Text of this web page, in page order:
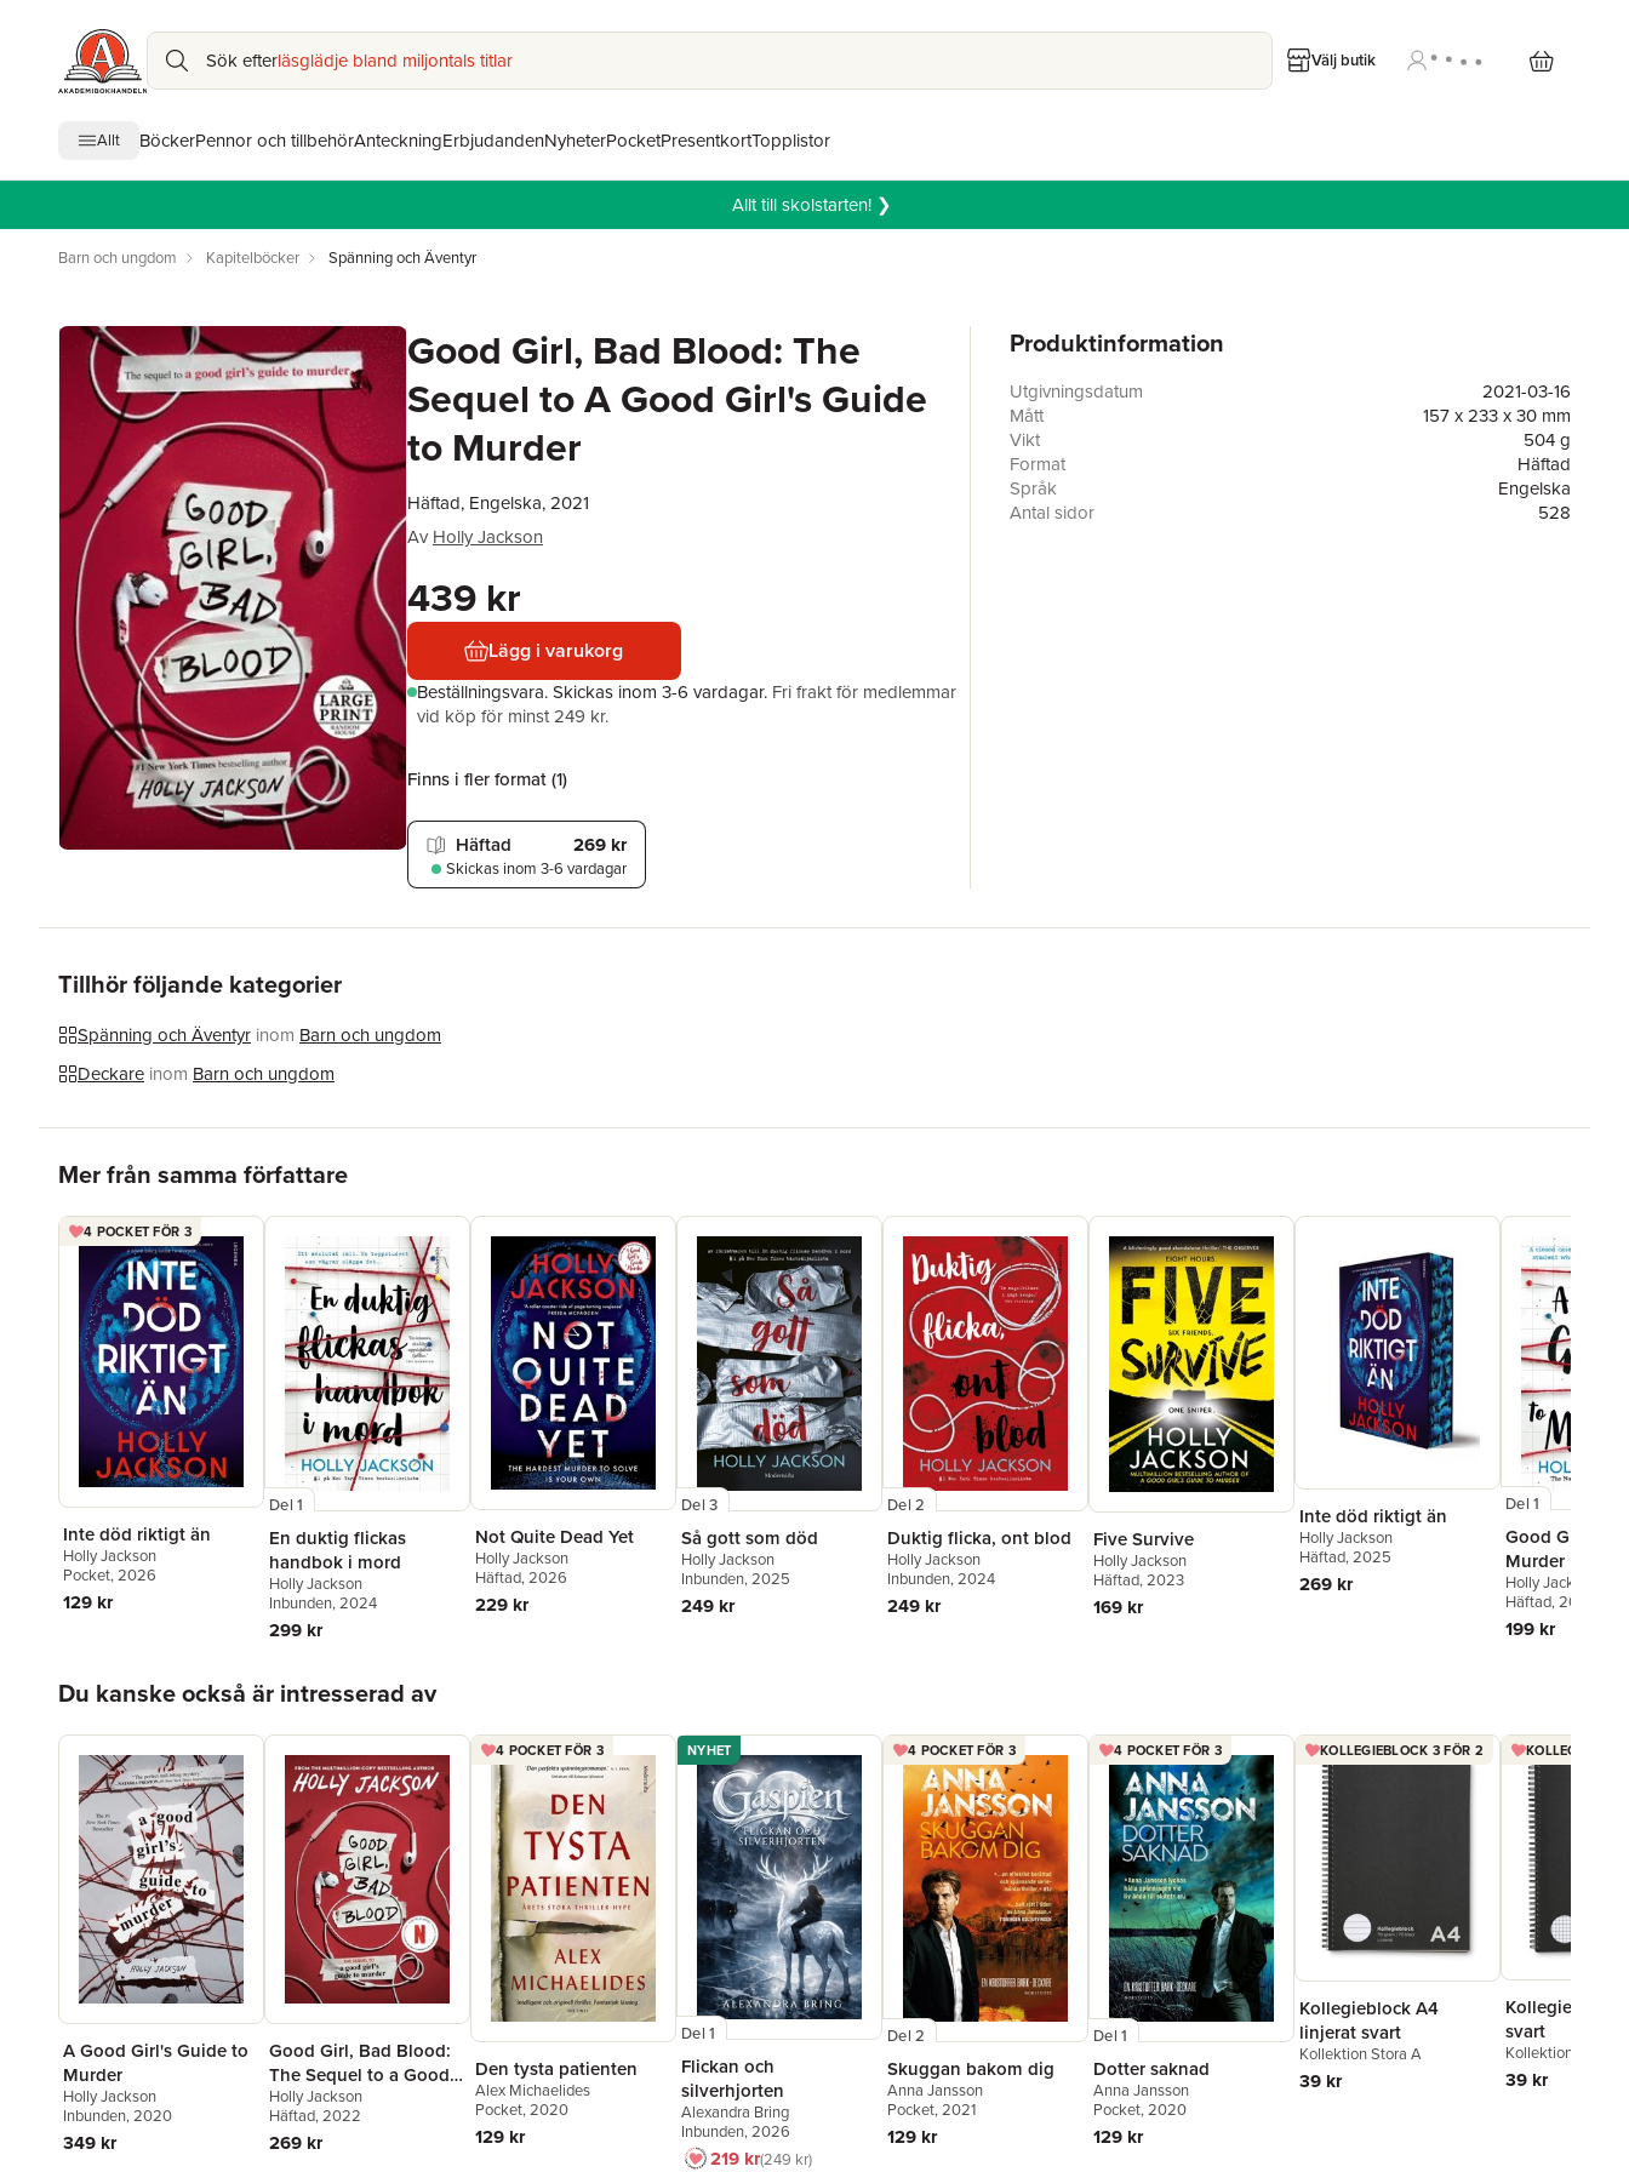
Sök efterläsglädje bland miljontals titlar Välj butik
Allt BöckerPennor och tillbehörAnteckningErbjudandenNyheterPocketPresentkortTopplistor
Allt till skolstarten! ❯
Barn och ungdom Kapitelböcker Spänning och Äventyr
Good Girl, Bad Blood: The
Sequel to A Good Girl's Guide
to Murder
Häftad, Engelska, 2021
Av Holly Jackson
439 kr
Lägg i varukorg
Beställningsvara.Skickas inom 3-6 vardagar. Fri frakt för medlemmar
vid köp för minst 249 kr.
Finns i fler format (1)
Häftad 269 kr
Skickas inom 3-6 vardagar
Produktinformation
Utgivningsdatum
2021-03-16
Mått
157 x 233 x 30 mm
Vikt
504 g
Format
Häftad
Språk
Engelska
Antal sidor
528
Tillhör följande kategorier
Spänning och Äventyr inom Barn och ungdom
Deckare inom Barn och ungdom
Mer från samma författare
4 POCKET FÖR 3
Inte död riktigt än
Holly Jackson
Pocket, 2026
129 kr
Del 1
En duktig flickas
handbok i mord
Holly Jackson
Inbunden, 2024
299 kr
Not Quite Dead Yet
Holly Jackson
Häftad, 2026
229 kr
Del 3
Så gott som död
Holly Jackson
Inbunden, 2025
249 kr
Del 2
Duktig flicka, ont blod
Holly Jackson
Inbunden, 2024
249 kr
Five Survive
Holly Jackson
Häftad, 2023
169 kr
Inte död riktigt än
Holly Jackson
Häftad, 2025
269 kr
Del 1
Good Girl's
Murder
Holly Jackson
Häftad, 2019
199 kr
Du kanske också är intresserad av
A Good Girl's Guide to
Murder
Holly Jackson
Inbunden, 2020
349 kr
Good Girl, Bad Blood:
The Sequel to a Good
Girl's Guide to Murder
Holly Jackson
Häftad, 2022
269 kr
4 POCKET FÖR 3
Den tysta patienten
Alex Michaelides
Pocket, 2020
129 kr
NYHET
Del 1
Flickan och
silverhjorten
Alexandra Bring
Inbunden, 2026
219 kr249 kr
4 POCKET FÖR 3
Del 2
Skuggan bakom dig
Anna Jansson
Pocket, 2021
129 kr
4 POCKET FÖR 3
Del 1
Dotter saknad
Anna Jansson
Pocket, 2020
129 kr
KOLLEGIEBLOCK 3 FÖR 2
Kollegieblock A4
linjerat svart
Kollektion Stora A
39 kr
Kollegieblock
svart
Kollektion Stora A
39 kr